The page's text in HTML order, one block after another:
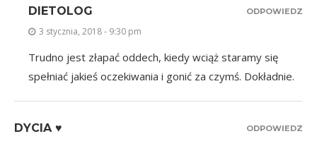
DIETOLOG
3 stycznia, 2018 - 9:30 pm
Trudno jest złapać oddech, kiedy wciąż staramy się
spełniać jakieś oczekiwania i gonić za czymś. Dokładnie.
ODPOWIEDZ
DYCIA ♥ ODPOWIEDZ